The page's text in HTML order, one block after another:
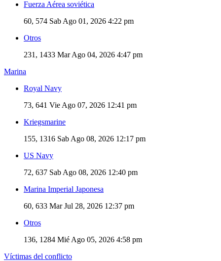
Fuerza Aérea soviética
60, 574 Sab Ago 01, 2026 4:22 pm
Otros
231, 1433 Mar Ago 04, 2026 4:47 pm
Marina
Royal Navy
73, 641 Vie Ago 07, 2026 12:41 pm
Kriegsmarine
155, 1316 Sab Ago 08, 2026 12:17 pm
US Navy
72, 637 Sab Ago 08, 2026 12:40 pm
Marina Imperial Japonesa
60, 633 Mar Jul 28, 2026 12:37 pm
Otros
136, 1284 Mié Ago 05, 2026 4:58 pm
Víctimas del conflicto